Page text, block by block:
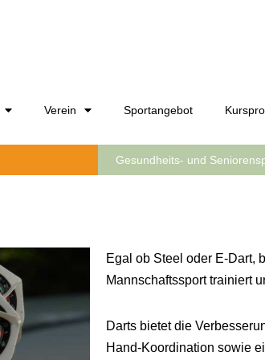
Verein Sportangebot
Gesundheits- und
Egal ob Steel oder E-Dart,
Mannschaftssport trainiert
Darts bietet die
Hand-Koordination sowie